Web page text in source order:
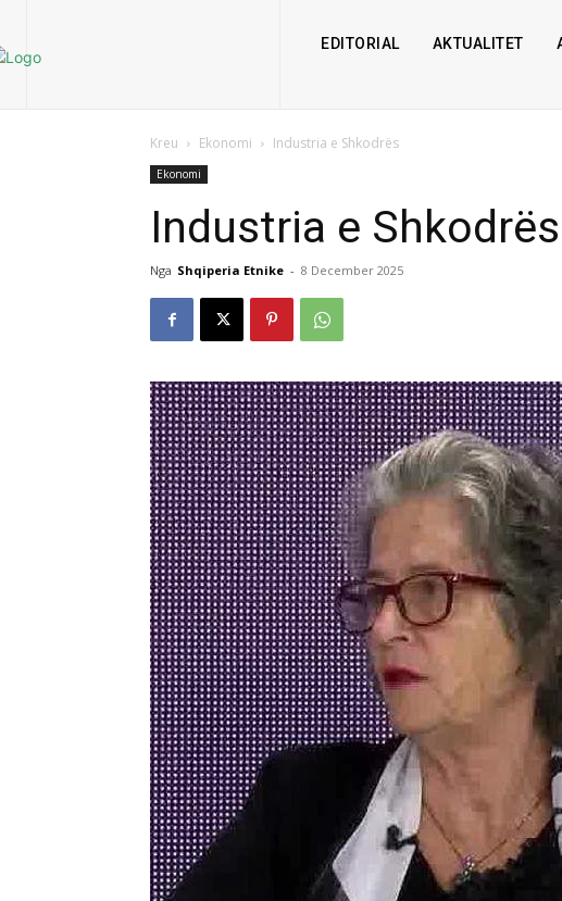
EDITORIAL AKTUALITET
Kreu Ekonomi Industria e Shkodrës
Ekonomi
Industria e Shkodrës
Nga Shqiperia Etnike - 8 December 2025